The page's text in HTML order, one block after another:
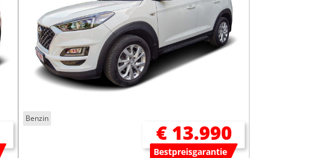
Benzin
€ 13.990
Bestpreisgarantie